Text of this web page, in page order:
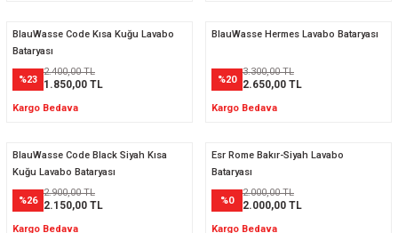
BlauWasse Code Kısa Kuğu Lavabo
Bataryası
%23
2.400,00 TL
1.850,00 TL
Kargo Bedava
BlauWasse Hermes Lavabo Bataryası
%20
3.300,00 TL
2.650,00 TL
Kargo Bedava
BlauWasse Code Black Siyah Kısa
Kuğu Lavabo Bataryası
%26
2.900,00 TL
2.150,00 TL
Kargo Bedava
Esr Rome Bakır-Siyah Lavabo
Bataryası
%0
2.000,00 TL
2.000,00 TL
Kargo Bedava